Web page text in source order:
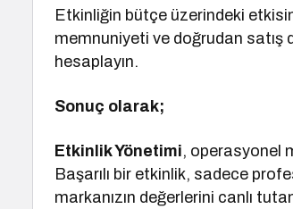
Etkinliğin bütçe üzerindeki
memnuniyeti ve doğrudan satış
hesaplayın.
Sonuç olarak;
Etkinlik Yönetimi, operasyonel
Başarılı bir etkinlik, sadece
markanızın değerlerini canlı